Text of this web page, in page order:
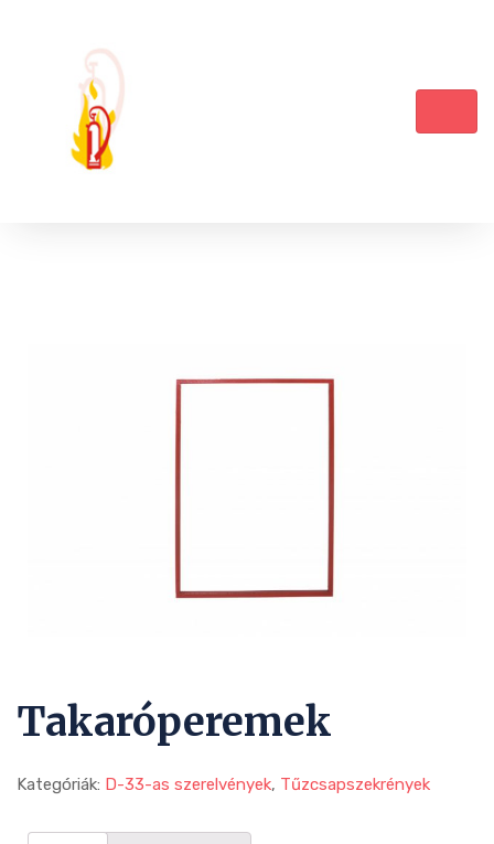
Takaróperemek
Kategóriák: D-33-as szerelvények, Tűzcsapszekrények